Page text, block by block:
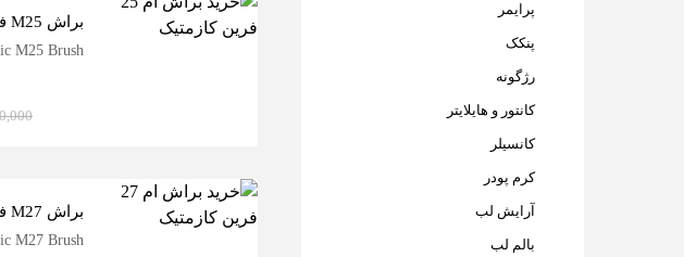
پرایمر
پنکک
رژگونه
کانتور و هایلایتر
کانسیلر
کرم پودر
آرایش لب
بالم لب
براش M25 فرین کازمتیک
M25 Brush
براش M27 فرین کازمتیک
M27 Brush